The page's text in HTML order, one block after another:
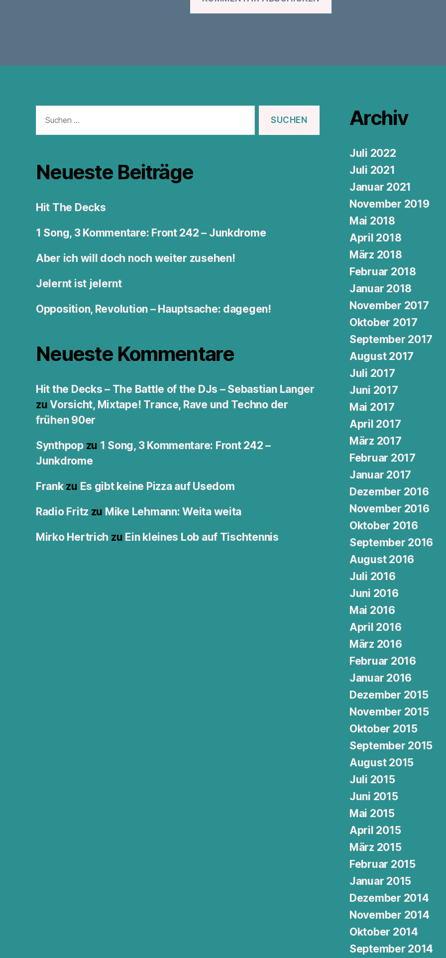
nach:
Neueste Beiträge
Hit The Decks
1 Song, 3 Kommentare: Front 242 – Junkdrome
Aber ich will doch noch weiter zusehen!
Jelernt ist jelernt
Opposition, Revolution – Hauptsache: dagegen!
Neueste Kommentare
Hit the Decks – The Battle of the DJs – Sebastian Langer
zuVorsicht, Mixtape! Trance, Rave und Techno der
frühen 90er
Synthpopzu 1 Song, 3 Kommentare: Front 242 –
Junkdrome
Frankzu Es gibt keine Pizza auf Usedom
Radio Fritz zu Mike Lehmann: Weita weita
Mirko Hertrich zu Ein kleines Lob auf Tischtennis
Archiv
Juli 2022
Juli 2021
Januar 2021
November 2019
Mai 2018
April 2018
März 2018
Februar 2018
Januar 2018
November 2017
Oktober 2017
September 2017
August 2017
Juli 2017
Juni 2017
Mai 2017
April 2017
März 2017
Februar 2017
Januar 2017
Dezember 2016
November 2016
Oktober 2016
September 2016
August 2016
Juli 2016
Juni 2016
Mai 2016
April 2016
März 2016
Februar 2016
Januar 2016
Dezember 2015
November 2015
Oktober 2015
September 2015
August 2015
Juli 2015
Juni 2015
Mai 2015
April 2015
März 2015
Februar 2015
Januar 2015
Dezember 2014
November 2014
Oktober 2014
September 2014